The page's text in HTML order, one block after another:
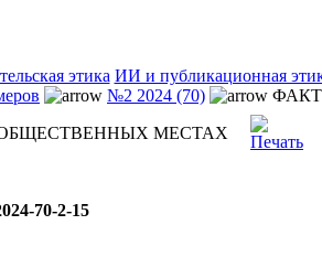
этика ИИ и публикационная
№2 2024 (70)
МЕСТАХ
70-2-15